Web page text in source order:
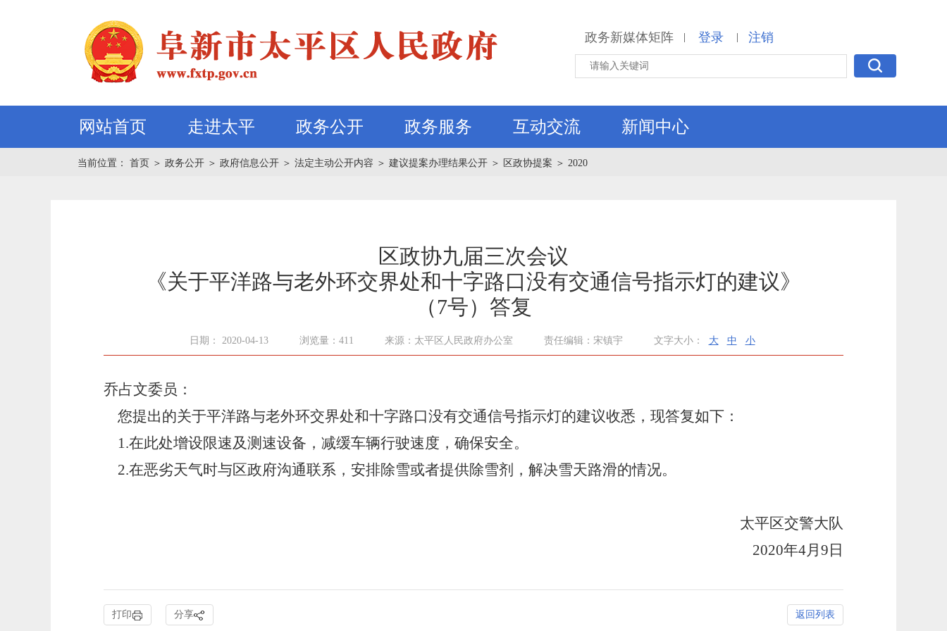
政务新媒体矩阵 | 登录 | 注销
网站首页 走进太平 政务公开 政务服务 互动交流 新闻中心
当前位置： 首页 ＞ 政务公开 ＞ 政府信息公开 ＞ 法定主动公开内容 ＞ 建议提案办理结果公开 ＞ 区政协提案 ＞ 2020
区政协九届三次会议
《关于平洋路与老外环交界处和十字路口没有交通信号指示灯的建议》
（7号）答复
日期： 2020-04-13 浏览量：411 来源：太平区人民政府办公室 责任编辑：宋镇宇 文字大小： 大 中 小
乔占文委员：
您提出的关于平洋路与老外环交界处和十字路口没有交通信号指示灯的建议收悉，现答复如下：
1.在此处增设限速及测速设备，减缓车辆行驶速度，确保安全。
2.在恶劣天气时与区政府沟通联系，安排除雪或者提供除雪剂，解决雪天路滑的情况。
太平区交警大队
2020年4月9日
打印 分享 返回列表